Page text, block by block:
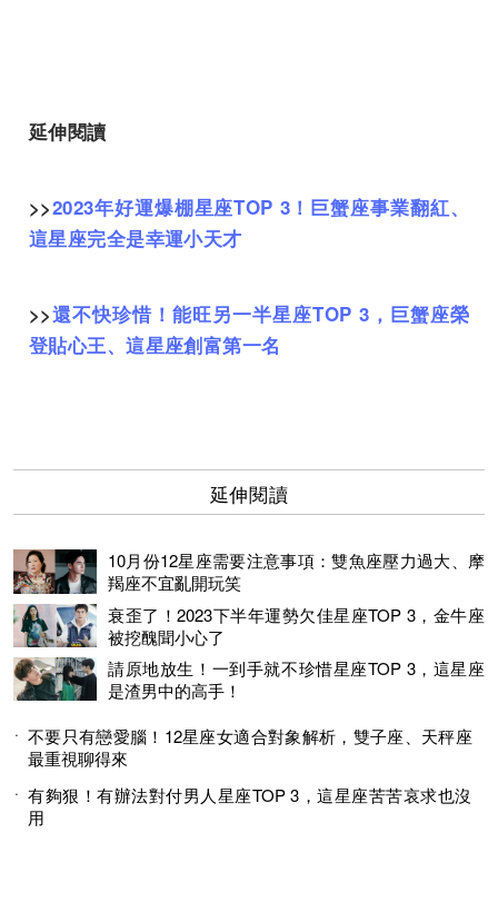
延伸閱讀
>>2023年好運爆棚星座TOP 3！巨蟹座事業翻紅、
這星座完全是幸運小天才
>>還不快珍惜！能旺另一半星座TOP 3，巨蟹座榮
登貼心王、這星座創富第一名
延伸閱讀
10月份12星座需要注意事項：雙魚座壓力過大、摩
羯座不宜亂開玩笑
衰歪了！2023下半年運勢欠佳星座TOP 3，金牛座
被挖醜聞小心了
請原地放生！一到手就不珍惜星座TOP 3，這星座
是渣男中的高手！
不要只有戀愛腦！12星座女適合對象解析，雙子座、天秤座
最重視聊得來
有夠狠！有辦法對付男人星座TOP 3，這星座苦苦哀求也沒
用